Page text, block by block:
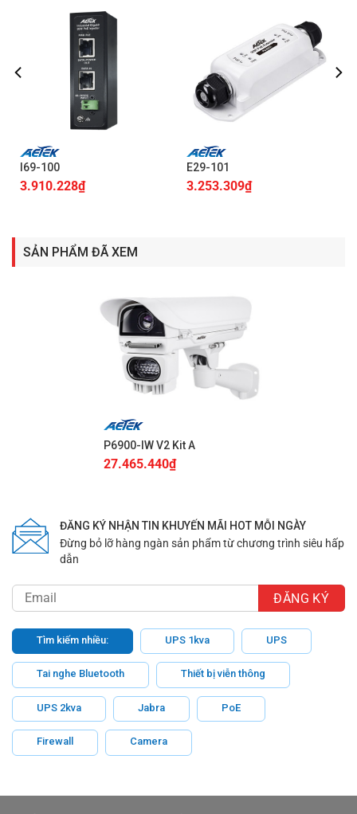
I69-100
3.910.228₫
E29-101
3.253.309₫
SẢN PHẨM ĐÃ XEM
P6900-IW V2 Kit A
27.465.440₫
ĐĂNG KÝ NHẬN TIN KHUYẾN MÃI HOT MỖI NGÀY
Đừng bỏ lỡ hàng ngàn sản phẩm từ chương trình siêu hấp
dẫn
Tìm kiếm nhiều: UPS 1kva UPS
Tai nghe Bluetooth Thiết bị viễn thông
UPS 2kva Jabra PoE
Firewall Camera